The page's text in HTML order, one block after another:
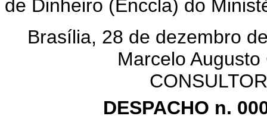
de Dinheiro (Enccla) do
Brasília, 28 de dezembro
Marcelo
DESPACHO n.